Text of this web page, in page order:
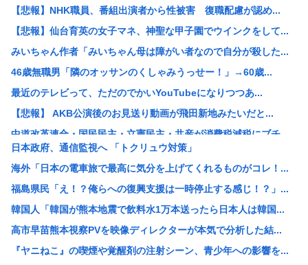
【悲報】NHK職員、番組出演者から性被害 復職配慮が認め...
【悲報】仙台育英の女子マネ、神聖な甲子園でウインクをして...
みいちゃん作者「みいちゃん母は障がい者なので自分が殺した...
46歳無職男「隣のオッサンのくしゃみうっせー！」→60歳...
最近のテレビって、ただのでかいYouTubeになりつつあ...
【悲報】 AKB公演後のお見送り動画が飛田新地みたいだと...
中道改革連合・国民民主・立憲民主・共産が消費税減税にブチ...
中国「アメリカさぁ、調子乗ってるからお前らが頼ってる軍用...
韓国人の対日好感度が過去最高に、「ノージャパン」は終わっ...
【画像】元ジャンポケ・斉藤慎二被告の妻・瀬戸サオリがイン...
スペースX、株価大暴落
柳葉敏郎の代表作、「踊る大捜査線しかない」
産経新聞、東北で新聞発行休止へ
日本政府、通信監視へ 「トクリュウ対策」
海外「日本の電車旅で最高に気分を上げてくれるものがコレ！...
福島県民「え！？俺らへの復興支援は一時停止する感じ！？」...
韓国人「韓国が熊本地震で飲料水1万本送ったら日本人は韓国...
高市早苗熊本視察PVを映像ディレクターが本気で分析した結...
『ヤニねこ』の喫煙や覚醒剤の注射シーン、青少年への影響を...